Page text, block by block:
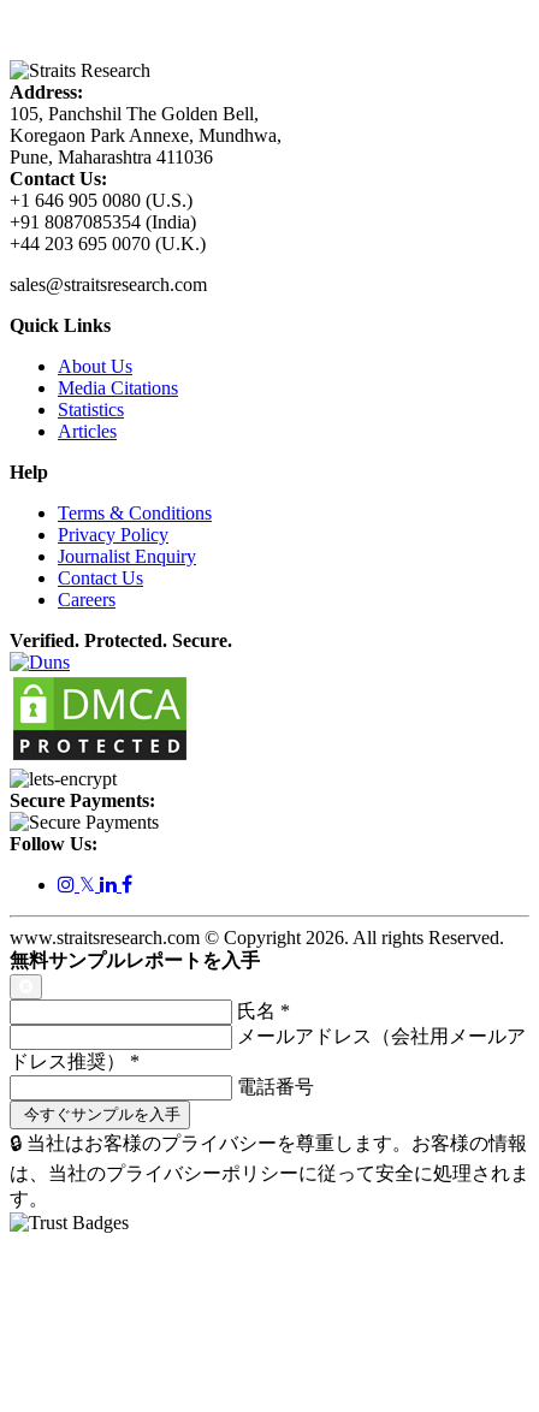
Address:
105, Panchshil The Golden Bell,
Koregaon Park Annexe, Mundhwa,
Pune, Maharashtra 411036
Contact Us:
+1 646 905 0080 (U.S.)
+91 8087085354 (India)
+44 203 695 0070 (U.K.)
sales@straitsresearch.com
Quick Links
About Us
Media Citations
Statistics
Articles
Help
Terms & Conditions
Privacy Policy
Journalist Enquiry
Contact Us
Careers
Verified. Protected. Secure.
Secure Payments:
Follow Us:
𝕏
www.straitsresearch.com © Copyright 2026. All rights Reserved.
無料サンプルレポートを入手
氏名 *
メールアドレス（会社用メールア
ドレス推奨） *
電話番号
🔒 当社はお客様のプライバシーを尊重します。お客様の情報
は、当社のプライバシーポリシーに従って安全に処理されま
す。